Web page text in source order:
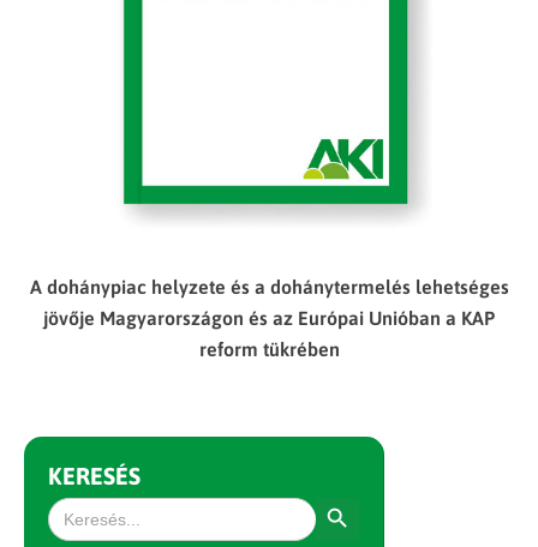
A dohánypiac helyzete és a dohánytermelés lehetséges
jövője Magyarországon és az Európai Unióban a KAP
reform tükrében
KERESÉS
Search
for: